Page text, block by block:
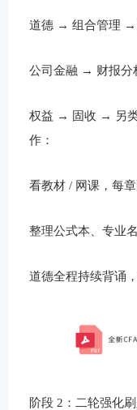
道德 → 组合管理
公司金融 → 财报分
权益 → 固收 → 另
作：
看教材 / 网课，每
整理公式本、专业
道德全程持续背诵
阶段 2：二轮强化刷